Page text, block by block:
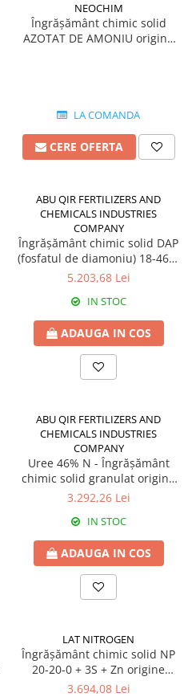
NEOCHIM
Îngrășământ chimic solid
AZOTAT DE AMONIU origine
LA COMANDA
CERE OFERTA
ABU QIR FERTILIZERS AND
CHEMICALS INDUSTRIES
COMPANY
Îngrășământ chimic solid DAP
(fosfatul de diamoniu) 18-46-0
origine Egipt
5.203,68 Lei
IN STOC
ADAUGA IN COS
ABU QIR FERTILIZERS AND
CHEMICALS INDUSTRIES
COMPANY
Uree 46% N - Îngrășământ
chimic solid granulat origine
Egipt
3.292,26 Lei
IN STOC
ADAUGA IN COS
LAT NITROGEN
Îngrășământ chimic solid NP
20-20-0 + 3S + Zn origine
Austria
3.694,08 Lei